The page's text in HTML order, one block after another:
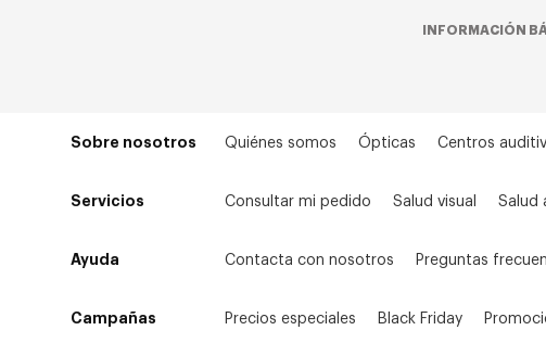
INFORMACIÓN
Sobre nosotros Quiénes somos Ópticas Centros
Servicios Consultar mi pedido Salud visual Salud
Ayuda Contacta con nosotros Preguntas
Campañas Precios especiales Black Friday